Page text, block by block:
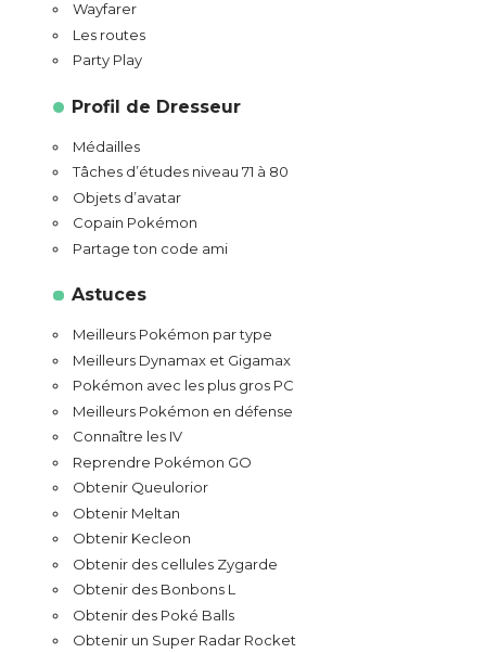
Wayfarer
Les routes
Party Play
Profil de Dresseur
Médailles
Tâches d’études niveau 71 à 80
Objets d’avatar
Copain Pokémon
Partage ton code ami
Astuces
Meilleurs Pokémon par type
Meilleurs Dynamax et Gigamax
Pokémon avec les plus gros PC
Meilleurs Pokémon en défense
Connaître les IV
Reprendre Pokémon GO
Obtenir Queulorior
Obtenir Meltan
Obtenir Kecleon
Obtenir des cellules Zygarde
Obtenir des Bonbons L
Obtenir des Poké Balls
Obtenir un Super Radar Rocket